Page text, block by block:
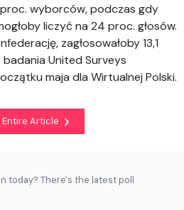
wyborców, podczas gdy
liczyć na 24 proc. głosów.
zagłosowałoby 13,1
United Surveys
maja dla Wirtualnej Polski.
Entire Article
today? There's the latest poll